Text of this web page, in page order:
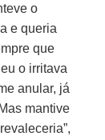
o
e queria
que
o irritava
anular, já
mantive